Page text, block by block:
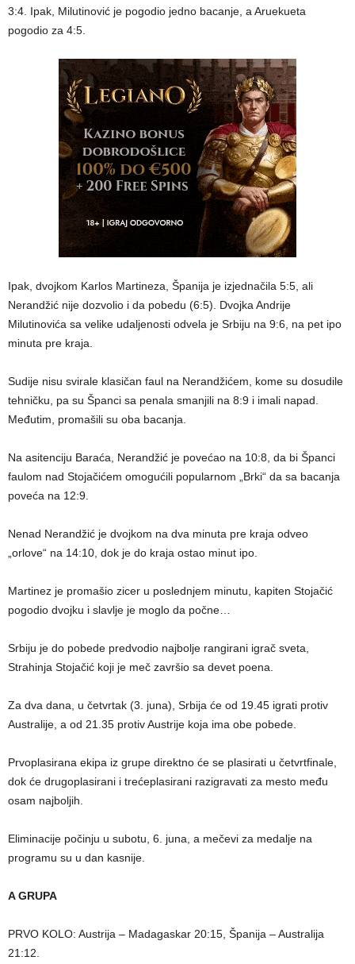
3:4. Ipak, Milutinović je pogodio jedno bacanje, a Aruekueta
pogodio za 4:5.
Ipak, dvojkom Karlos Martineza, Španija je izjednačila 5:5, ali
Nerandžić nije dozvolio i da pobedu (6:5). Dvojka Andrije
Milutinovića sa velike udaljenosti odvela je Srbiju na 9:6, na pet ipo
minuta pre kraja.
Sudije nisu svirale klasičan faul na Nerandžićem, kome su dosudile
tehničku, pa su Španci sa penala smanjili na 8:9 i imali napad.
Međutim, promašili su oba bacanja.
Na asitenciju Baraća, Nerandžić je povećao na 10:8, da bi Španci
faulom nad Stojačićem omogućili popularnom „Brki“ da sa bacanja
poveća na 12:9.
Nenad Nerandžić je dvojkom na dva minuta pre kraja odveo
„orlove“ na 14:10, dok je do kraja ostao minut ipo.
Martinez je promašio zicer u poslednjem minutu, kapiten Stojačić
pogodio dvojku i slavlje je moglo da počne…
Srbiju je do pobede predvodio najbolje rangirani igrač sveta,
Strahinja Stojačić koji je meč završio sa devet poena.
Za dva dana, u četvrtak (3. juna), Srbija će od 19.45 igrati protiv
Australije, a od 21.35 protiv Austrije koja ima obe pobede.
Prvoplasirana ekipa iz grupe direktno će se plasirati u četvrtfinale,
dok će drugoplasirani i trećeplasirani razigravati za mesto među
osam najboljih.
Eliminacije počinju u subotu, 6. juna, a mečevi za medalje na
programu su u dan kasnije.
A GRUPA
PRVO KOLO: Austrija – Madagaskar 20:15, Španija – Australija
21:12.